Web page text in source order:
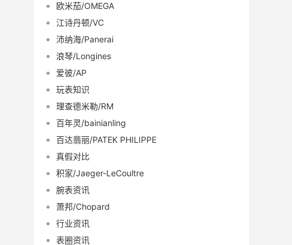
欧米茄/OMEGA
江诗丹顿/VC
沛纳海/Panerai
浪琴/Longines
爱彼/AP
玩表知识
理查德米勒/RM
百年灵/bainianling
百达翡丽/PATEK PHILIPPE
真假对比
积家/Jaeger-LeCoultre
腕表资讯
萧邦/Chopard
行业资讯
表圈资讯